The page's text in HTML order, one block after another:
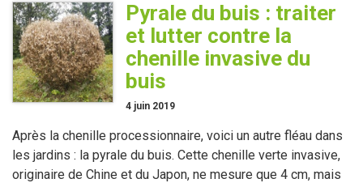
Pyrale du buis : traiter
et lutter contre la
chenille invasive du
buis
4 juin 2019
Après la chenille processionnaire, voici un autre fléau dans
les jardins : la pyrale du buis. Cette chenille verte invasive,
originaire de Chine et du Japon, ne mesure que 4 cm, mais